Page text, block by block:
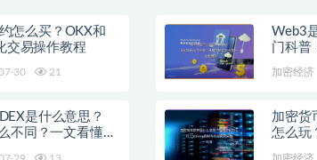
怎么买？OKX和
交易操作教程
30 21
Web3
门科普
加密经济
是什么意思？
不同？一文看懂主
加密货
怎么玩